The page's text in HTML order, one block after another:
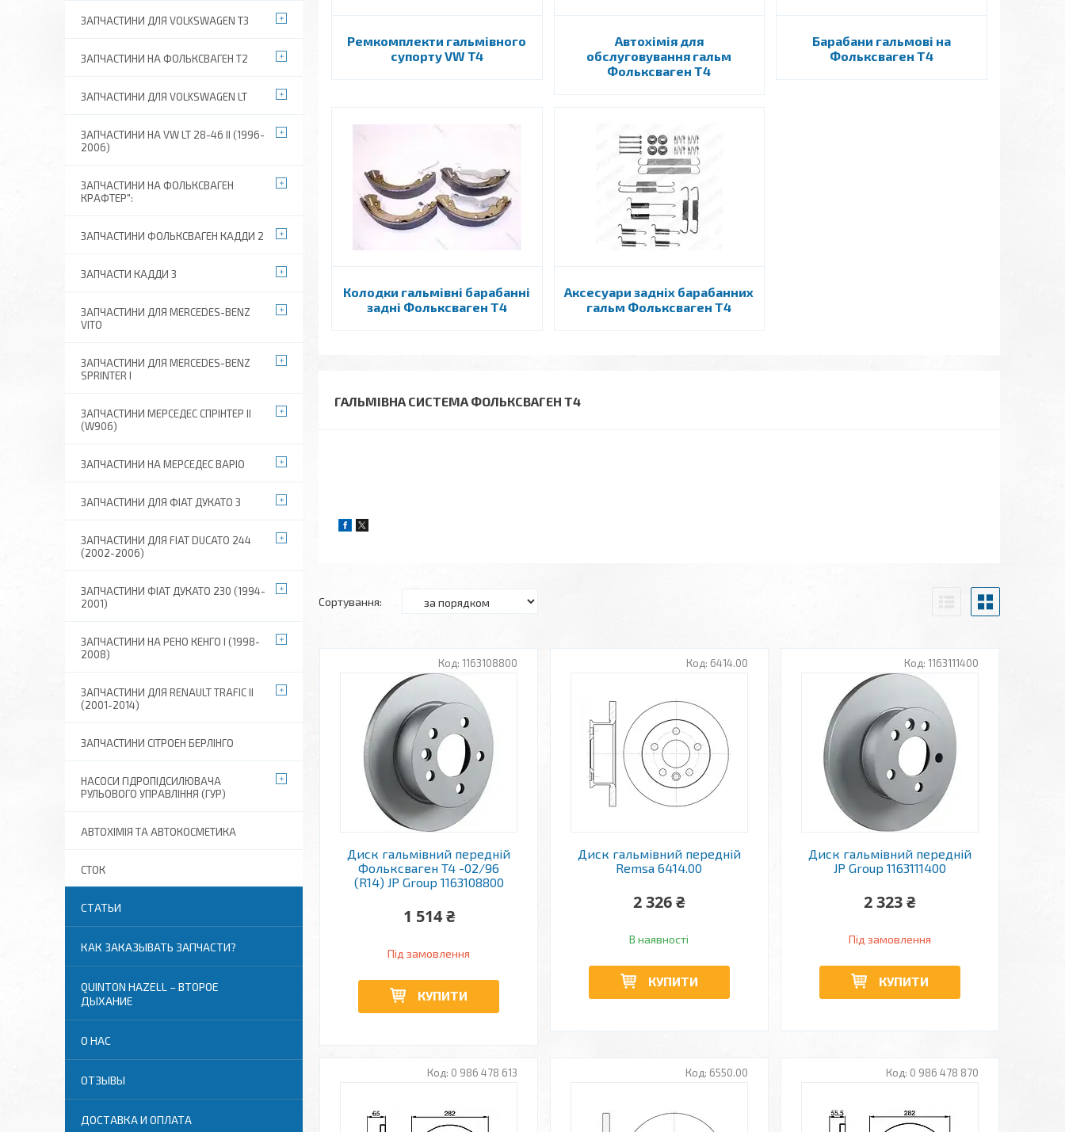
Ремкомплекти гальмівного
супорту VW T4
Автохімія для
обслуговування гальм
Фольксваген Т4
Барабани гальмові на
Фольксваген Т4
Колодки гальмівні барабанні
задні Фольксваген Т4
Аксесуари задніх барабанних
гальм Фольксваген Т4
ГАЛЬМІВНА СИСТЕМА ФОЛЬКСВАГЕН Т4
1163108800
Диск гальмівний передній
Фольксваген T4 -02/96
(R14) JP Group 1163108800
1 514 ₴
Під замовлення
КУПИТИ
6414.00
Диск гальмівний передній
Remsa 6414.00
2 326 ₴
В наявності
КУПИТИ
1163111400
Диск гальмівний передній
JP Group 1163111400
2 323 ₴
Під замовлення
КУПИТИ
0 986 478 613 6550.00 0 986 478 870
ЗАПЧАСТИНИ ДЛЯ VOLKSWAGEN T3
ЗАПЧАСТИНИ НА ФОЛЬКСВАГЕН Т2
ЗАПЧАСТИНИ ДЛЯ VOLKSWAGEN LT
ЗАПЧАСТИНИ НА VW LT 28-46 II (1996-
2006)
ЗАПЧАСТИНИ НА ФОЛЬКСВАГЕН
КРАФТЕР":
ЗАПЧАСТИНИ ФОЛЬКСВАГЕН КАДДИ 2
ЗАПЧАСТИ КАДДИ 3
ЗАПЧАСТИНИ ДЛЯ MERCEDES-BENZ
VITO
ЗАПЧАСТИНИ ДЛЯ MERCEDES-BENZ
SPRINTER I
ЗАПЧАСТИНИ МЕРСЕДЕС СПРІНТЕР II
(W906)
ЗАПЧАСТИНИ НА МЕРСЕДЕС ВАРІО
ЗАПЧАСТИНИ ДЛЯ ФІАТ ДУКАТО 3
ЗАПЧАСТИНИ ДЛЯ FIAT DUCATO 244
(2002-2006)
ЗАПЧАСТИНИ ФІАТ ДУКАТО 230 (1994-
2001)
ЗАПЧАСТИНИ НА РЕНО КЕНГО I (1998-
2008)
ЗАПЧАСТИНИ ДЛЯ RENAULT TRAFIC II
(2001-2014)
ЗАПЧАСТИНИ СІТРОЕН БЕРЛІНГО
НАСОСИ ГІДРОПІДСИЛЮВАЧА
РУЛЬОВОГО УПРАВЛІННЯ (ГУР)
АВТОХІМІЯ ТА АВТОКОСМЕТИКА
СТОК
СТАТЬИ
КАК ЗАКАЗЫВАТЬ ЗАПЧАСТИ?
QUINTON HAZELL – ВТОРОЕ
ДЫХАНИЕ
О НАС
ОТЗЫВЫ
ДОСТАВКА И ОПЛАТА